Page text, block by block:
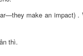
make an impact) .
thì.